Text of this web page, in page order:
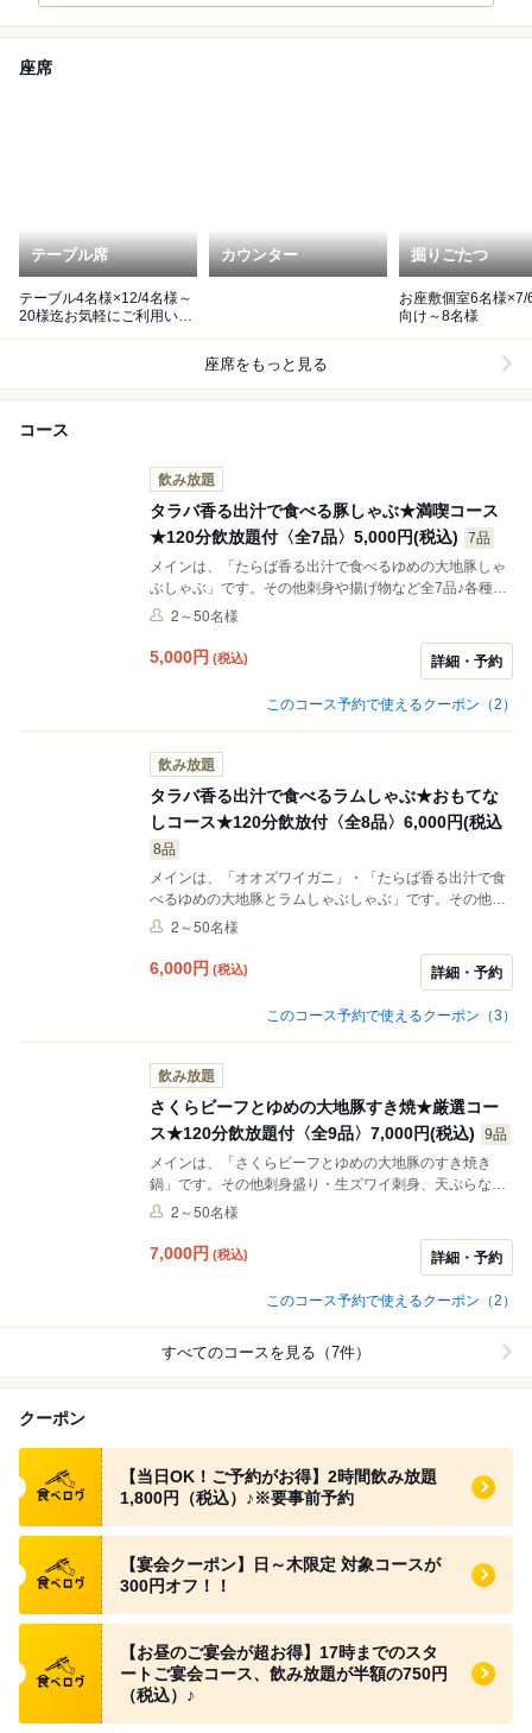
座席
テーブル席
テーブル4名様×12/4名様～
20様迄お気軽にご利用いた
カウンター 掘りごたつ
お座敷個室6名様×7/
向け～8名様
座席をもっと見る
コース
飲み放題
タラバ香る出汁で食べる豚しゃぶ★満喫コース
★120分飲放題付〈全7品〉5,000円(税込)
7品
メインは、「たらば香る出汁で食べるゆめの大地豚しゃ
ぶしゃぶ」です。その他刺身や揚げ物など全7品♪各種ご
宴会は「海へ」で★ メイン料理は「ゆめの大地豚のセイ
いただくか、店舗へ直接ご連絡ください。ご希望のない
場合はしゃぶしゃぶでのご提供となります。
2～50名様
5,000円 (税込) 詳細・予約
このコース予約で使えるクーポン（2）
飲み放題
タラバ香る出汁で食べるラムしゃぶ★おもてな
しコース★120分飲放付〈全8品〉6,000円(税込
8品
メインは、「オオズワイガニ」・「たらば香る出汁で食
べるゆめの大地豚とラムしゃぶしゃぶ」です。その他刺
身や揚げ物など全8品♪ 各種ご宴会は「海へ」で★「ゆめ
ロ蒸し」に変更可。変更の場合はご予約時備考欄に記載
いただくか、店舗へ直接ご連絡ください。ご希望のない
場合はしゃぶしゃぶでのご提供となります。
2～50名様
6,000円 (税込) 詳細・予約
このコース予約で使えるクーポン（3）
飲み放題
さくらビーフとゆめの大地豚すき焼★厳選コー
ス★120分飲放題付〈全9品〉7,000円(税込)
9品
メインは、「さくらビーフとゆめの大地豚のすき焼き
鍋」です。その他刺身盛り・生ズワイ刺身、天ぷらなど
全9品♪各種ご宴会は「海へ」で★ メイン料理は「さくら
備考欄に記載いただくか、店舗へ直接ご連絡ください。
ご希望のない場合はしゃぶしゃぶでのご提供となりま
2～50名様
7,000円 (税込) 詳細・予約
このコース予約で使えるクーポン（2）
すべてのコースを見る（7件）
クーポン
食べログ クーポン
【当日OK！ご予約がお得】2時間飲み放題
1,800円（税込）♪※要事前予約
食べログ クーポン
【宴会クーポン】日～木限定 対象コースが
300円オフ！！
食べログ クーポン
【お昼のご宴会が超お得】17時までのスタ
ートご宴会コース、飲み放題が半額の750円
（税込）♪